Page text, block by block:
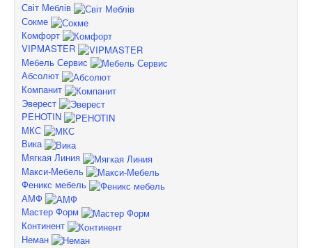
Світ Меблів
Сокме
Комфорт
VIPMASTER
Мебель Сервис
Абсолют
Компанит
Эверест
PEHOTIN
МКС
Вика
Мягкая Линия
Макси-Мебель
Феникс мебель
АМФ
Мастер Форм
Континент
Неман